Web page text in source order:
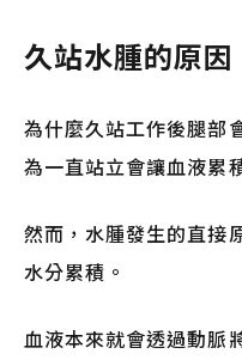
久站水腫的原因
為什麼久站工作後腿部
為一直站立會讓血液累
然而，水腫發生的直接
水分累積。
血液本來就會透過動脈